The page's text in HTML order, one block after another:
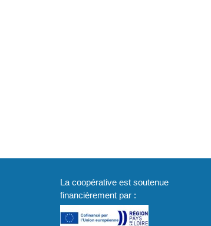
La coopérative est soutenue
financièrement par :